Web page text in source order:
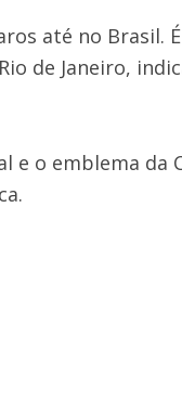
até no Brasil.
de Janeiro,
e o emblema da